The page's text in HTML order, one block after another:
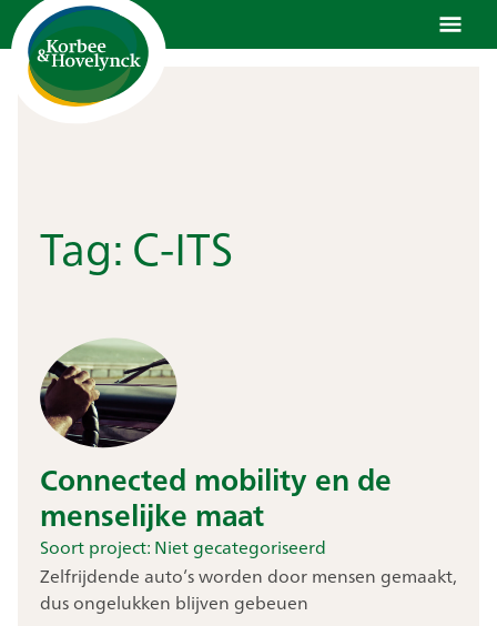
Ga
naar
inhoud
Tag:C-ITS
Connected mobility en de
menselijke maat
Soort project:Niet gecategoriseerd
Zelfrijdende auto’s worden door mensen gemaakt,
dus ongelukken blijven gebeuen